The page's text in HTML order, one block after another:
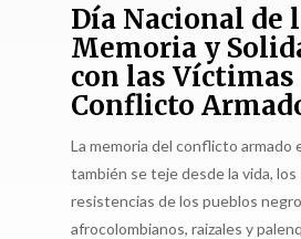
Día Nacional de
Memoria y
con las Víctimas
Conflicto
La memoria del conflicto armado
también se teje desde la vida, los
resistencias de los pueblos
afrocolombianos, raizales y